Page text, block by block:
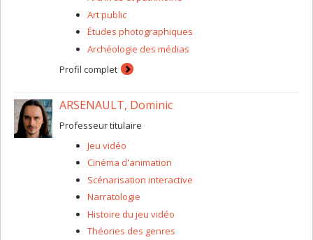
Art public
Études photographiques
Archéologie des médias
Profil complet
ARSENAULT, Dominic
Professeur titulaire
Jeu vidéo
Cinéma d'animation
Scénarisation interactive
Narratologie
Histoire du jeu vidéo
Théories des genres